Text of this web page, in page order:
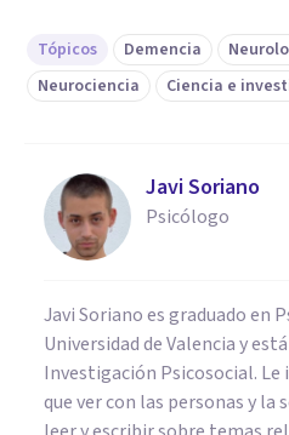
Tópicos Demencia
Neurociencia
Ciencia e
Javi Soriano
Psicólogo
Javi Soriano es graduado en
Universidad de Valencia y
Investigación Psicosocial.
que ver con las personas y la